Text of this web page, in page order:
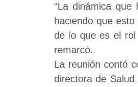
“La dinámica
haciendo que
de lo que es el rol
remarcó.
La reunión contó
directora de